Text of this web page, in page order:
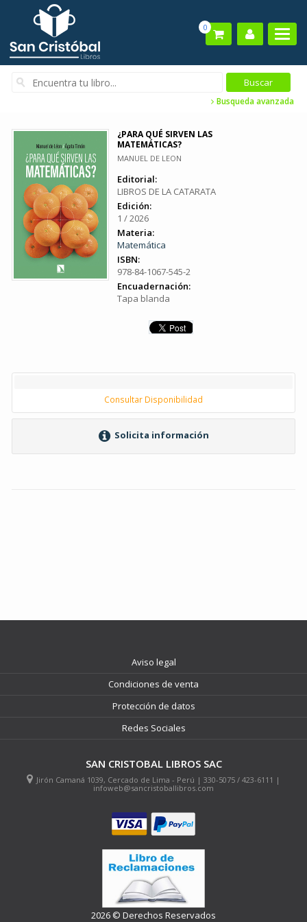
0
Busqueda avanzada
¿PARA QUÉ SIRVEN LAS
MATEMÁTICAS?
MANUEL DE LEON
Editorial:
LIBROS DE LA CATARATA
Edición:
1 / 2026
Materia:
Matemática
ISBN:
978-84-1067-545-2
Encuadernación:
Tapa blanda
Consultar Disponibilidad
Solicita información
Aviso legal
Condiciones de venta
Protección de datos
Redes Sociales
SAN CRISTOBAL LIBROS SAC
Jirón Camaná 1039, Cercado de Lima - Perú | 330-5075 / 423-6111 |
infoweb@sancristoballibros.com
2026 © Derechos Reservados